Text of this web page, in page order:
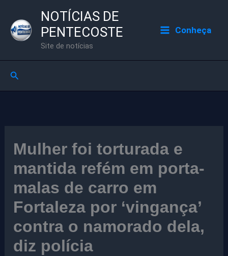
para
NOTÍCIAS DE
PENTECOSTE
Site de notícias
Conheça
Pesquisar
Mulher foi torturada e
mantida refém em porta-
malas de carro em
Fortaleza por ‘vingança’
contra o namorado dela,
diz polícia